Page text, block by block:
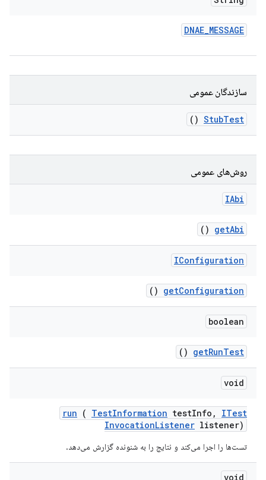
DNAE_MESSAGE
سازندگان عمومی
StubTest
()
روش‌های عمومی
IAbi
getAbi
()
IConfiguration
getConfiguration
()
boolean
getRunTest
()
void
run ( TestInformation testInfo ,
ITest
InvocationListener listener)
تست‌ها را اجرا می‌کند و نتایج را به شنونده گزارش می‌دهد.
void